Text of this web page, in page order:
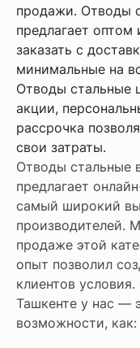
продажи. Отводы
предлагает
заказать с
минимальные на
Отводы стальные
акции,
рассрочка
свои затраты.
Отводы стальные
предлагает
самый широкий
производителей.
продаже этой
опыт позволил
клиентов
Ташкенте у нас —
возможности, как: